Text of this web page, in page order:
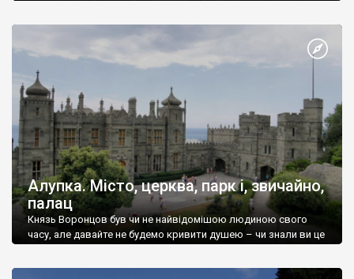
Алупка. Місто, церква, парк і, звичайно,
палац
Князь Воронцов був чи не найвідомішою людиною свого
часу, але давайте не будемо кривити душею – чи знали ви це